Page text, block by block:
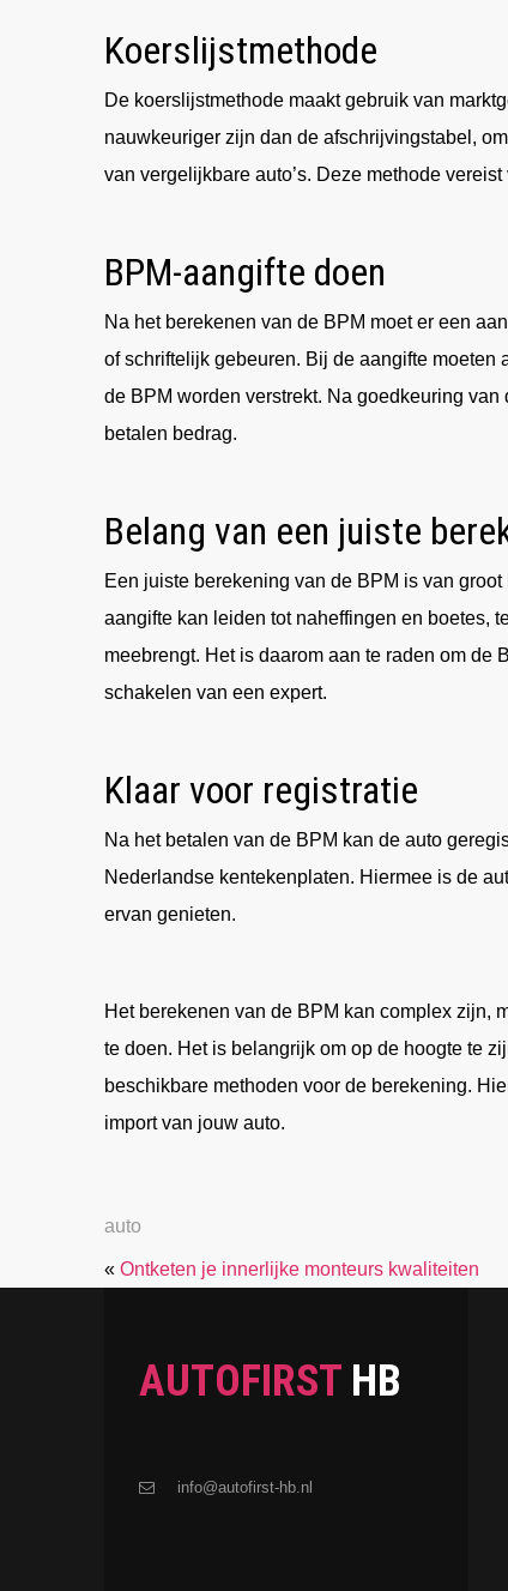
Koerslijstmethode
De koerslijstmethode maakt gebruik van
nauwkeuriger zijn dan de afschrijvingstabel,
van vergelijkbare auto’s. Deze methode
BPM-aangifte doen
Na het berekenen van de BPM moet er een
of schriftelijk gebeuren. Bij de aangifte
de BPM worden verstrekt. Na goedkeuring
betalen bedrag.
Belang van een juiste
Een juiste berekening van de BPM is van
aangifte kan leiden tot naheffingen en boetes,
meebrengt. Het is daarom aan te raden om de
schakelen van een expert.
Klaar voor registratie
Na het betalen van de BPM kan de auto
Nederlandse kentekenplaten. Hiermee is de
ervan genieten.
Het berekenen van de BPM kan complex zijn,
te doen. Het is belangrijk om op de hoogte te
beschikbare methoden voor de berekening.
import van jouw auto.
auto
« Ontketen je innerlijke monteurs kwaliteiten
AUTOFIRST HB
info@autofirst-hb.nl